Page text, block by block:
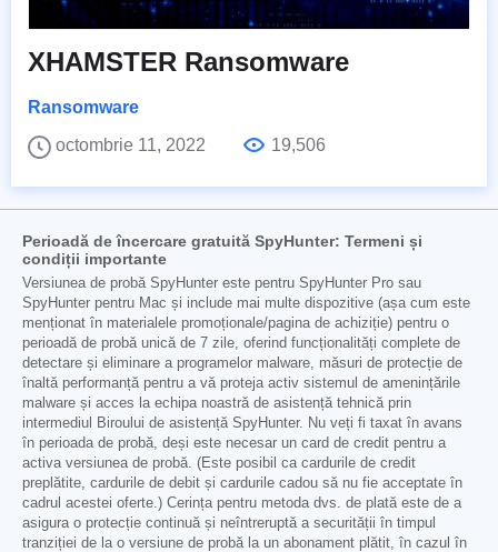
XHAMSTER Ransomware
Ransomware
octombrie 11, 2022
19,506
Perioadă de încercare gratuită SpyHunter: Termeni și
condiții importante
Versiunea de probă SpyHunter este pentru SpyHunter Pro sau
SpyHunter pentru Mac și include mai multe dispozitive (așa cum este
menționat în materialele promoționale/pagina de achiziție) pentru o
perioadă de probă unică de 7 zile, oferind funcționalități complete de
detectare și eliminare a programelor malware, măsuri de protecție de
înaltă performanță pentru a vă proteja activ sistemul de amenințările
malware și acces la echipa noastră de asistență tehnică prin
intermediul Biroului de asistență SpyHunter. Nu veți fi taxat în avans
în perioada de probă, deși este necesar un card de credit pentru a
activa versiunea de probă. (Este posibil ca cardurile de credit
preplătite, cardurile de debit și cardurile cadou să nu fie acceptate în
cadrul acestei oferte.) Cerința pentru metoda dvs. de plată este de a
asigura o protecție continuă și neîntreruptă a securității în timpul
tranziției de la o versiune de probă la un abonament plătit, în cazul în